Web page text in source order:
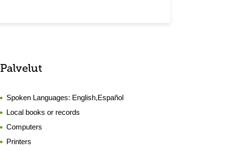
Palvelut
Spoken Languages: English,Español
Local books or records
Computers
Printers